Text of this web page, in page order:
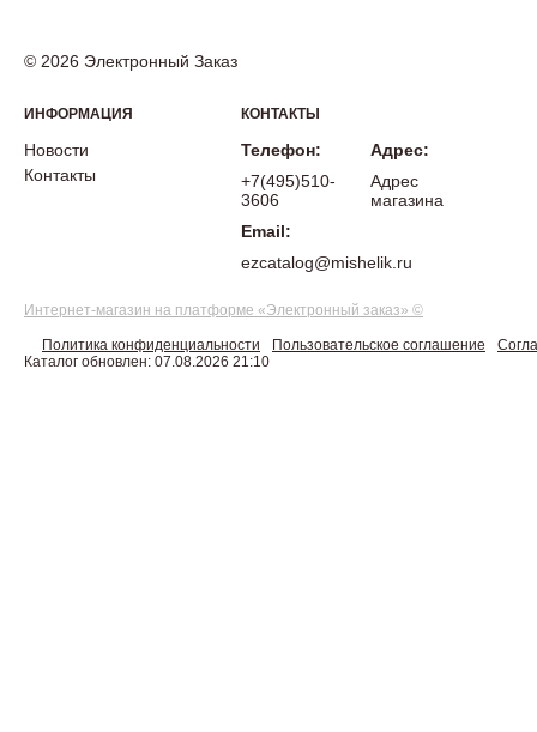
© 2026 Электронный Заказ
ИНФОРМАЦИЯ
Новости
Контакты
КОНТАКТЫ
Телефон:
+7(495)510-
3606
Email:
ezcatalog@mishelik.ru
Адрес:
Адрес
магазина
Интернет-магазин на платформе «Электронный заказ» ©
Политика конфиденциальности Пользовательское соглашение
Каталог обновлен: 07.08.2026 21:10